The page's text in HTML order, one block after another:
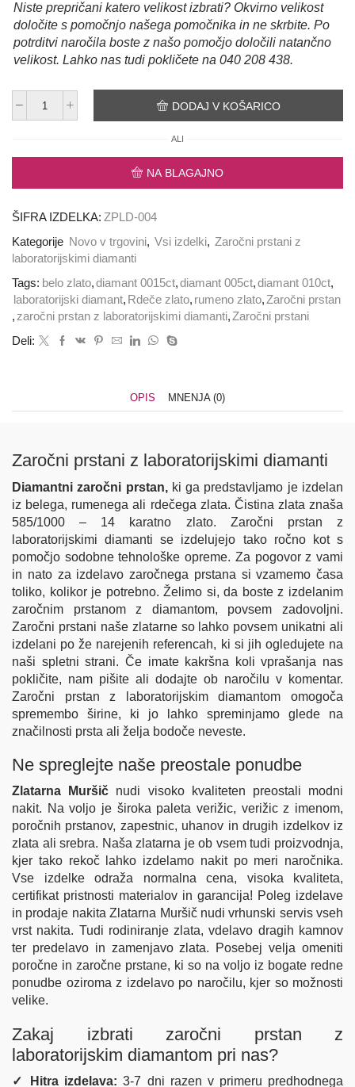
Niste prepričani katero velikost izbrati? Okvirno velikost
določite s pomočnjo našega pomočnika in ne skrbite. Po
potrditvi naročila boste z našo pomočjo določili natančno
velikost. Lahko nas tudi pokličete na 040 208 438.
Zaročni
količina
DODAJ V KOŠARICO
ALI
NA BLAGAJNO
ŠIFRA IZDELKA: ZPLD-004
Kategorije Novo v trgovini, Vsi izdelki, Zaročni prstani z
laboratorijskimi diamanti
Tags: belo zlato,diamant 0015ct,diamant 005ct,diamant 010ct,
laboratorijski diamant, Rdeče zlato, rumeno zlato,Zaročni prstan
, zaročni prstan z laboratorijskimi diamanti,Zaročni prstani
Deli:
OPIS MNENJA (0)
Zaročni prstani z laboratorijskimi diamanti
Diamantni zaročni prstan, ki ga predstavljamo je izdelan
iz belega, rumenega ali rdečega zlata. Čistina zlata znaša
585/1000 – 14 karatno zlato. Zaročni prstan z
laboratorijskimi diamanti se izdelujejo tako ročno kot s
pomočjo sodobne tehnološke opreme. Za pogovor z vami
in nato za izdelavo zaročnega prstana si vzamemo časa
toliko, kolikor je potrebno. Želimo si, da boste z izdelanim
zaročnim prstanom z diamantom, povsem zadovoljni.
Zaročni prstani naše zlatarne so lahko povsem unikatni ali
izdelani po že narejenih referencah, ki si jih ogledujete na
naši spletni strani. Če imate kakršna koli vprašanja nas
pokličite, nam pišite ali dodajte ob naročilu v komentar.
Zaročni prstan z laboratorijskim diamantom omogoča
spremembo širine, ki jo lahko spreminjamo glede na
značilnosti prsta ali želja bodoče neveste.
Ne spreglejte naše preostale ponudbe
Zlatarna Muršič nudi visoko kvaliteten preostali modni
nakit. Na voljo je široka paleta verižic, verižic z imenom,
poročnih prstanov, zapestnic, uhanov in drugih izdelkov iz
zlata ali srebra. Naša zlatarna je ob vsem tudi proizvodnja,
kjer tako rekoč lahko izdelamo nakit po meri naročnika.
Vse izdelke odraža normalna cena, visoka kvaliteta,
certifikat pristnosti materialov in garancija! Poleg izdelave
in prodaje nakita Zlatarna Muršič nudi vrhunski servis vseh
vrst nakita. Tudi rodiniranje zlata, vdelavo dragih kamnov
ter predelavo in zamenjavo zlata. Posebej velja omeniti
poročne in zaročne prstane, ki so na voljo iz bogate redne
ponudbe oziroma z izdelavo po naročilu, kjer so možnosti
velike.
Zakaj izbrati zaročni prstan z
laboratorijskim diamantom pri nas?
✓ Hitra izdelava: 3-7 dni razen v primeru predhodnega